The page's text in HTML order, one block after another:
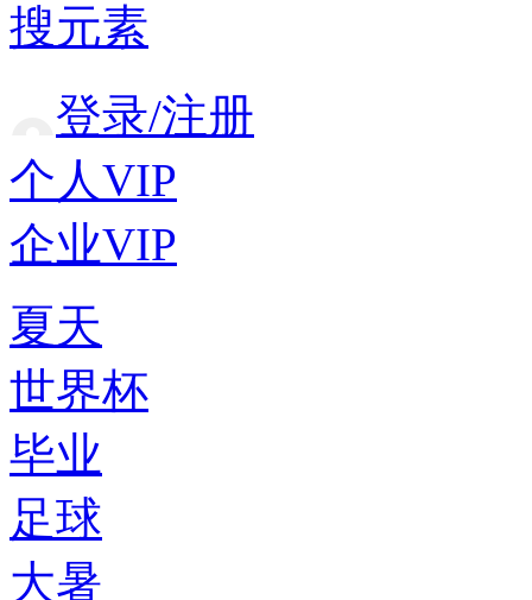
搜元素
登录/注册
个人VIP
企业VIP
夏天
世界杯
毕业
足球
大暑